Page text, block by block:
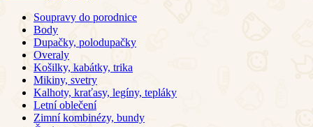
Soupravy do porodnice
Body
Dupačky, polodupačky
Overaly
Košilky, kabátky, trika
Mikiny, svetry
Kalhoty, kraťasy, legíny, tepláky
Letní oblečení
Zimní kombinézy, bundy